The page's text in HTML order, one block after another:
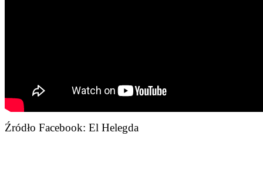
Źródło Facebook: El Helegda